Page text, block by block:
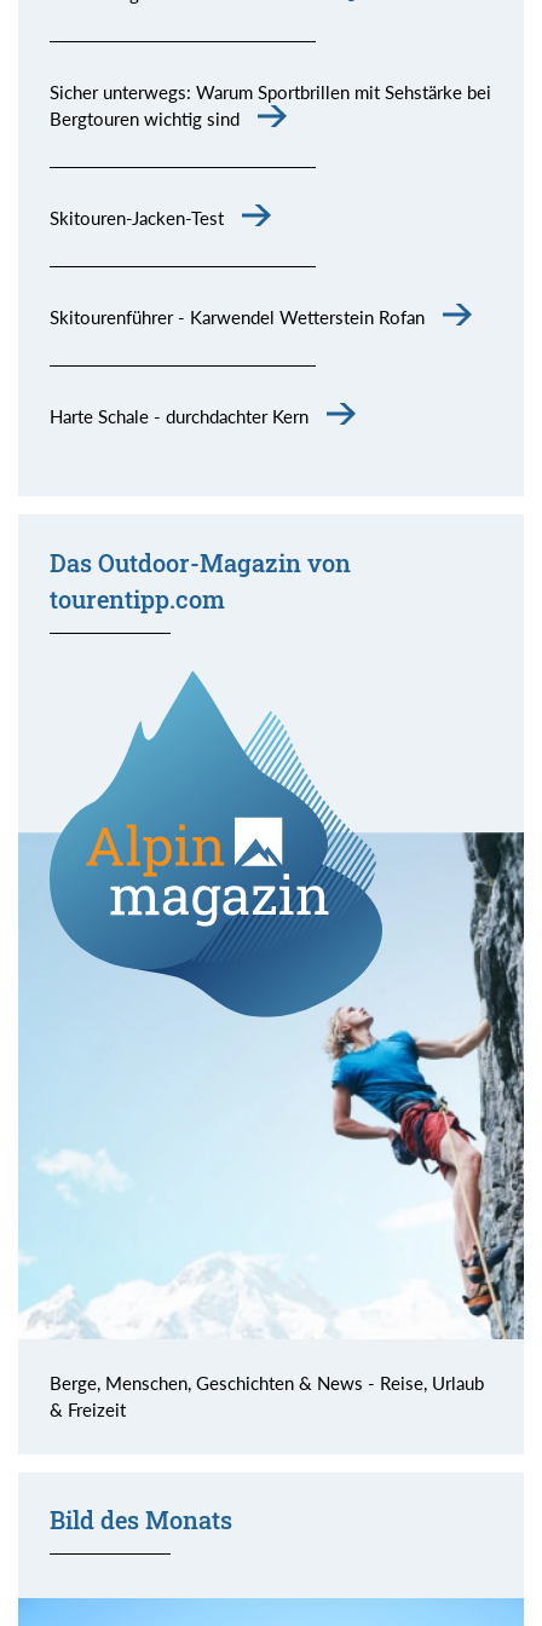
Sicher unterwegs: Warum Sportbrillen mit Sehstärke bei
Bergtouren wichtig sind
Skitouren-Jacken-Test
Skitourenführer - Karwendel Wetterstein Rofan
Harte Schale - durchdachter Kern
Das Outdoor-Magazin von
tourentipp.com
Berge, Menschen, Geschichten & News - Reise, Urlaub
& Freizeit
Bild des Monats